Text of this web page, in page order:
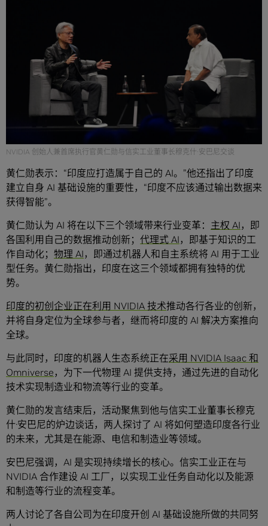
NVIDIA 创始人兼首席执行官黄仁勋与信实工业董事长穆克什·安巴尼交谈
黄仁勋表示：“印度应打造属于自己的 AI。”他还指出了印度
建立自身 AI 基础设施的重要性，“印度不应该通过输出数据来
获得智能”。
黄仁勋认为 AI 将在以下三个领域带来行业变革： 主权 AI，即
各国利用自己的数据推动创新； 代理式 AI，即基于知识的工
作自动化； 物理 AI，即通过机器人和自主系统将 AI 用于工业
型任务。黄仁勋指出，印度在这三个领域都拥有独特的优
势。
印度的初创企业正在利用 NVIDIA 技术推动各行各业的创新，
并将自身定位为全球参与者，继而将印度的 AI 解决方案推向
全球。
与此同时，印度的机器人生态系统正在采用 NVIDIA Isaac 和
Omniverse，为下一代物理 AI 提供支持，通过先进的自动化
技术实现制造业和物流等行业的变革。
黄仁勋的发言结束后，活动聚焦到他与信实工业董事长穆克
什·安巴尼的炉边谈话，两人探讨了 AI 将如何塑造印度各行业
的未来，尤其是在能源、电信和制造业等领域。
安巴尼强调，AI 是实现持续增长的核心。信实工业正在与
NVIDIA 合作建设 AI 工厂，以实现工业任务自动化以及能源
和制造等行业的流程变革。
两人讨论了各自公司为在印度开创 AI 基础设施所做的共同努